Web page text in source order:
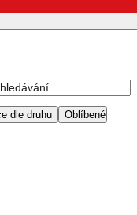
dle druhu Oblíbené